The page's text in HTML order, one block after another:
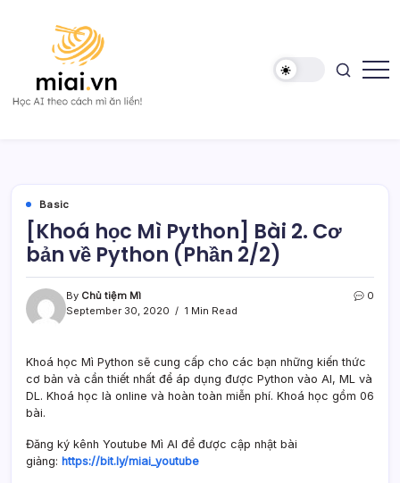
liền!
Basic
[Khoá học Mì Python] Bài 2. Cơ
bản về Python (Phần 2/2)
By Chủ tiệm Mì
September 30, 2020
1 Min Read
0
Khoá học Mì Python sẽ cung cấp cho các bạn những kiến thức
cơ bản và cần thiết nhất để áp dụng được Python vào AI, ML và
DL. Khoá học là online và hoàn toàn miễn phí. Khoá học gồm 06
bài.
Đăng ký kênh Youtube Mì AI để được cập nhật bài
giảng: https://bit.ly/miai_youtube